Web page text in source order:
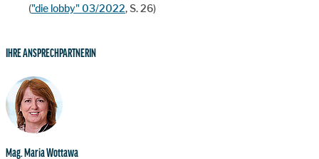
("die lobby" 03/2022, S. 26)
IHRE ANSPRECHPARTNERIN
Mag. Maria Wottawa